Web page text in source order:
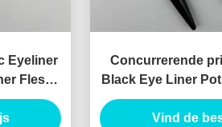
Eyeliner
Fles
Potlood
Concurrerende
Black Eye Liner
Eyeliner
Vind de